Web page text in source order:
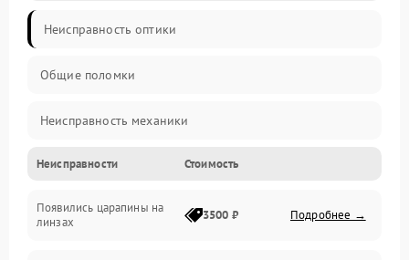
Неисправность оптики
Общие поломки
Неисправность механики
Неисправность электроники (если объектив с мотором/
Прочие неисправности
Неисправности Стоимость
Появились царапины на
линзах
3500 ₽ Подробнее →